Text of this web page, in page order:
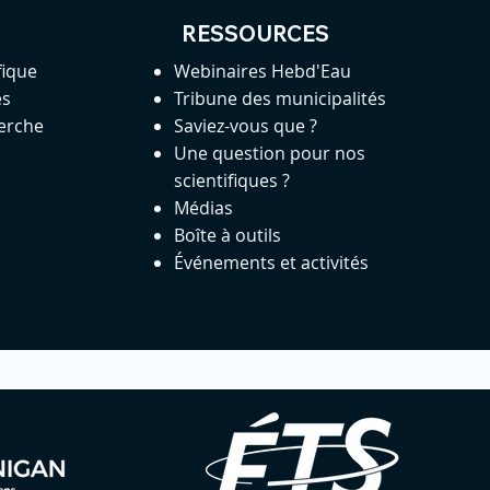
RESSOURCES
Webinaires Hebd'Eau
Tribune des municipalités
Saviez-vous que ?
Une question pour nos
scientifiques ?
Médias
Boîte à outils
Événements et activités